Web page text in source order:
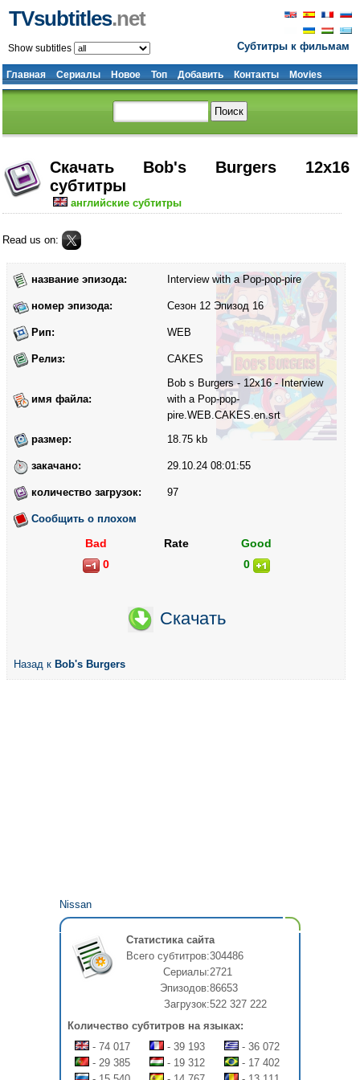
Субтитры к фильмам
TVsubtitles.net
Главная Сериалы Новое Топ Добавить Контакты Movies
Show subtitles
Скачать Bob's Burgers 12x16
субтитры
английские субтитры
Read us on:
название эпизода: Interview with a Pop-pop-pire
номер эпизода: Сезон 12 Эпизод 16
Рип: WEB
Релиз: CAKES
имя файла:
Bob s Burgers - 12x16 - Interview
with a Pop-pop-
pire.WEB.CAKES.en.srt
размер:
18.75 kb
закачано: 29.10.24 08:01:55
количество загрузок: 97
Сообщить о плохом
Bad Rate
Good
0
0
Скачать
Назад к Bob's Burgers
Nissan
Статистика сайта
Всего субтитров:304486
Сериалы:2721
Эпизодов:86653
Загрузок:522 327 222
Количество субтитров на языках:
- 74 017
- 39 193
- 36 072
- 29 385
- 19 312
- 17 402